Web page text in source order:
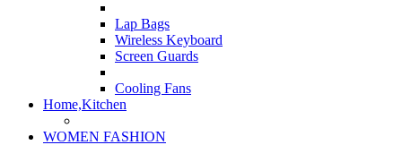
Lap Bags
Wireless Keyboard
Screen Guards
Cooling Fans
Home,Kitchen
WOMEN FASHION